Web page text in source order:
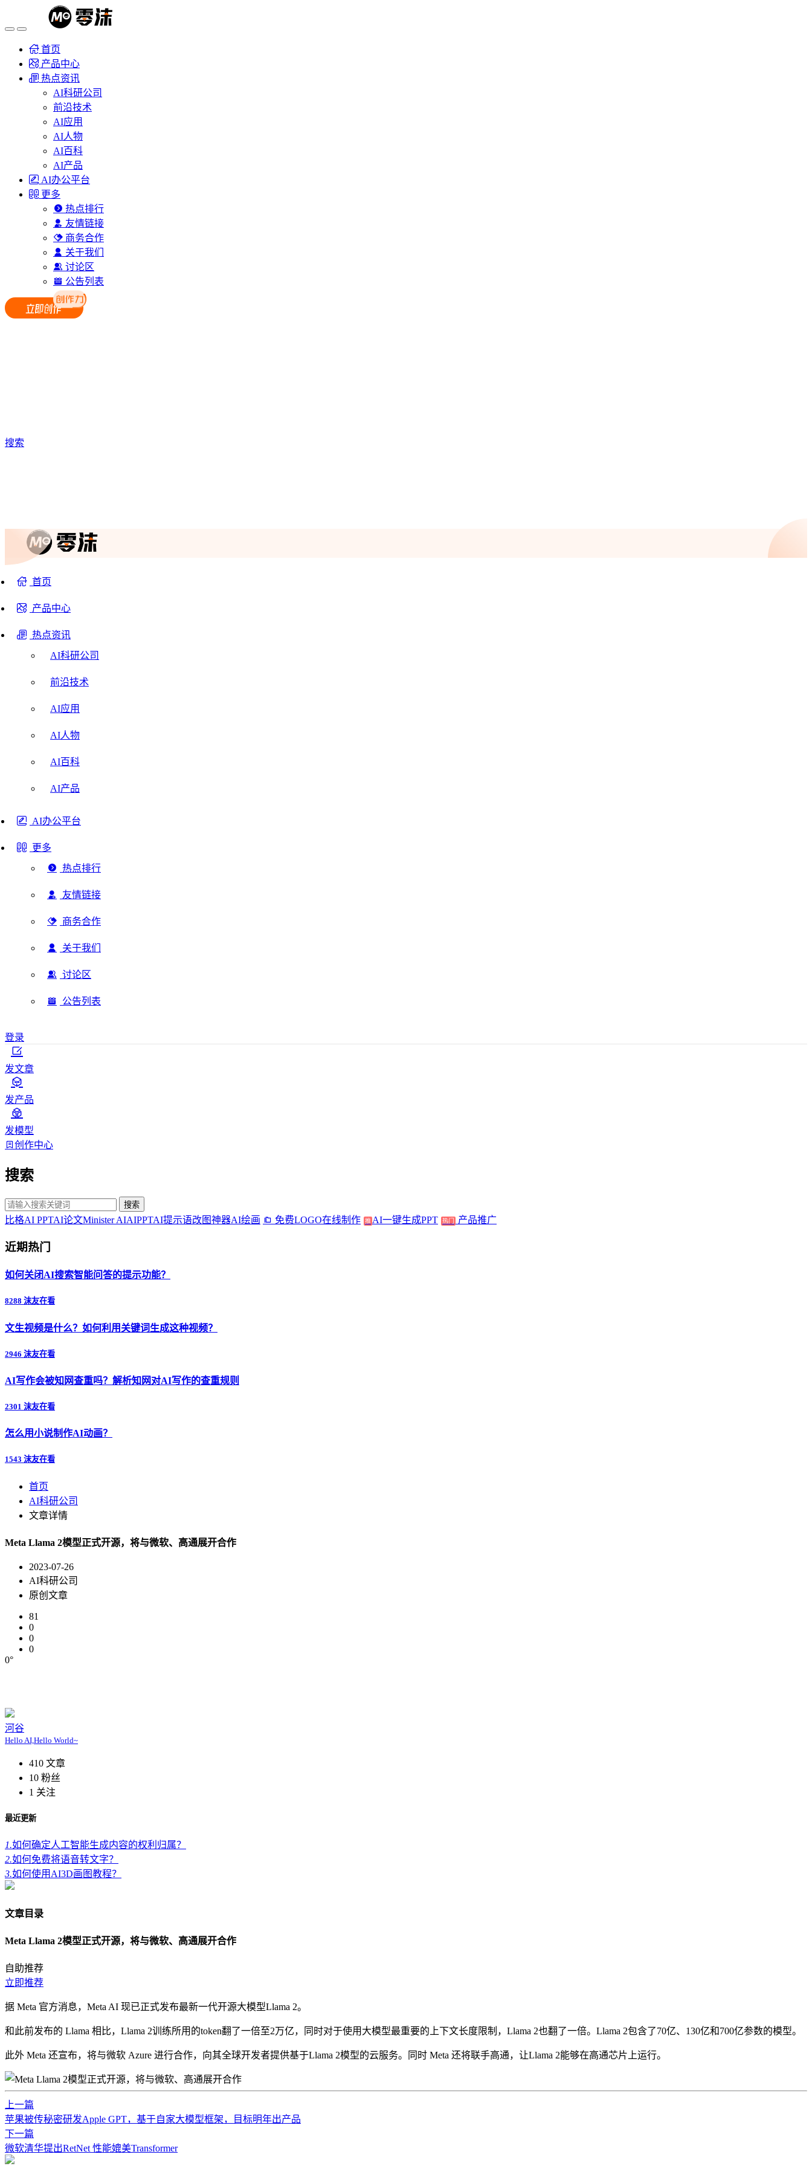
首页
产品中心
热点资讯
AI科研公司
前沿技术
AI应用
AI人物
AI百科
AI产品
AI办公平台
更多
热点排行
友情链接
商务合作
关于我们
讨论区
公告列表
搜索
首页
产品中心
热点资讯
AI科研公司
前沿技术
AI应用
AI人物
AI百科
AI产品
AI办公平台
更多
热点排行
友情链接
商务合作
关于我们
讨论区
公告列表
登录
发文章
发产品
发模型
创作中心
搜索
搜索
比格AI PPTAI论文Minister AIAIPPTAI提示语改图神器AI绘画 免费LOGO在线制作 推 AI一键生成PPT 热门 产品推广
近期热门
如何关闭AI搜索智能问答的提示功能？
8288 沫友在看
文生视频是什么？如何利用关键词生成这种视频？
2946 沫友在看
AI写作会被知网查重吗？解析知网对AI写作的查重规则
2301 沫友在看
怎么用小说制作AI动画？
1543 沫友在看
首页
AI科研公司
文章详情
Meta Llama 2模型正式开源，将与微软、高通展开合作
2023-07-26
AI科研公司
原创文章
81
0
0
0
0°
河谷
Hello AI,Hello World~
410 文章
10 粉丝
1 关注
最近更新
1.如何确定人工智能生成内容的权利归属？
2.如何免费将语音转文字？
3.如何使用AI3D画图教程？
文章目录
Meta Llama 2模型正式开源，将与微软、高通展开合作
自助推荐
立即推荐
据 Meta 官方消息，Meta AI 现已正式发布最新一代开源大模型Llama 2。
和此前发布的 Llama 相比，Llama 2训练所用的token翻了一倍至2万亿，同时对于使用大模型最重要的上下文长度限制，Llama 2也翻了一倍。Llama 2包含了70亿、130亿和700亿参数的模型。
此外 Meta 还宣布，将与微软 Azure 进行合作，向其全球开发者提供基于Llama 2模型的云服务。同时 Meta 还将联手高通，让Llama 2能够在高通芯片上运行。
上一篇
苹果被传秘密研发Apple GPT，基于自家大模型框架，目标明年出产品
下一篇
微软清华提出RetNet 性能媲美Transformer